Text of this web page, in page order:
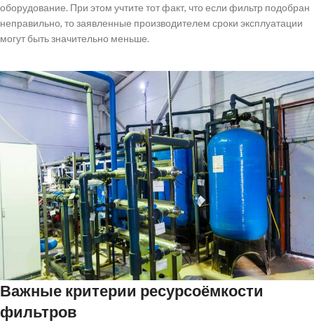
оборудование. При этом учтите тот факт, что если фильтр подобран
неправильно, то заявленные производителем сроки эксплуатации
могут быть значительно меньше.
Важные критерии ресурсоёмкости
фильтров